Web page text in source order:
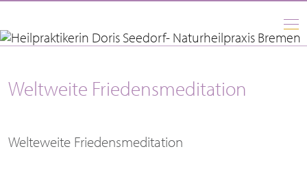
Weltweite Friedensmeditation
Welteweite Friedensmeditation